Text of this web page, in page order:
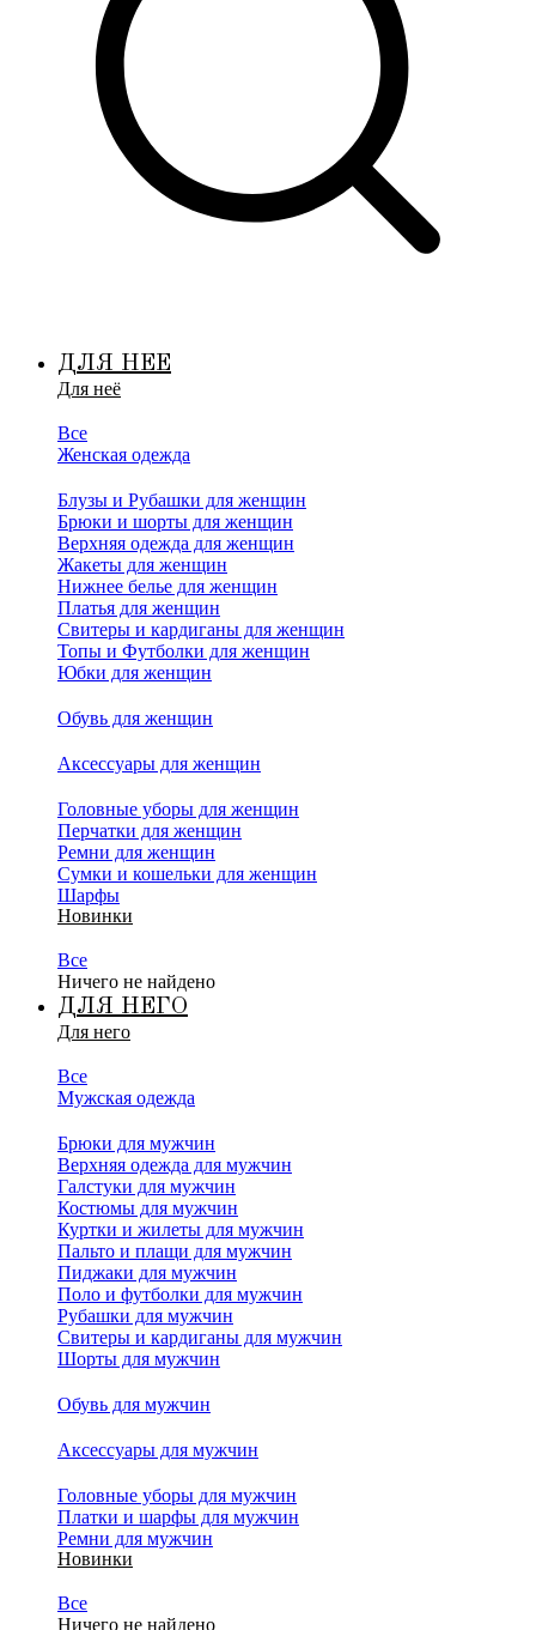
ДЛЯ НЕЕ
Для неё
Все
Женская одежда
Блузы и Рубашки для женщин
Брюки и шорты для женщин
Верхняя одежда для женщин
Жакеты для женщин
Нижнее белье для женщин
Платья для женщин
Свитеры и кардиганы для женщин
Топы и Футболки для женщин
Юбки для женщин
Обувь для женщин
Аксессуары для женщин
Головные уборы для женщин
Перчатки для женщин
Ремни для женщин
Сумки и кошельки для женщин
Шарфы
Новинки
Все
Ничего не найдено
ДЛЯ НЕГО
Для него
Все
Мужская одежда
Брюки для мужчин
Верхняя одежда для мужчин
Галстуки для мужчин
Костюмы для мужчин
Куртки и жилеты для мужчин
Пальто и плащи для мужчин
Пиджаки для мужчин
Поло и футболки для мужчин
Рубашки для мужчин
Свитеры и кардиганы для мужчин
Шорты для мужчин
Обувь для мужчин
Аксессуары для мужчин
Головные уборы для мужчин
Платки и шарфы для мужчин
Ремни для мужчин
Новинки
Все
Ничего не найдено